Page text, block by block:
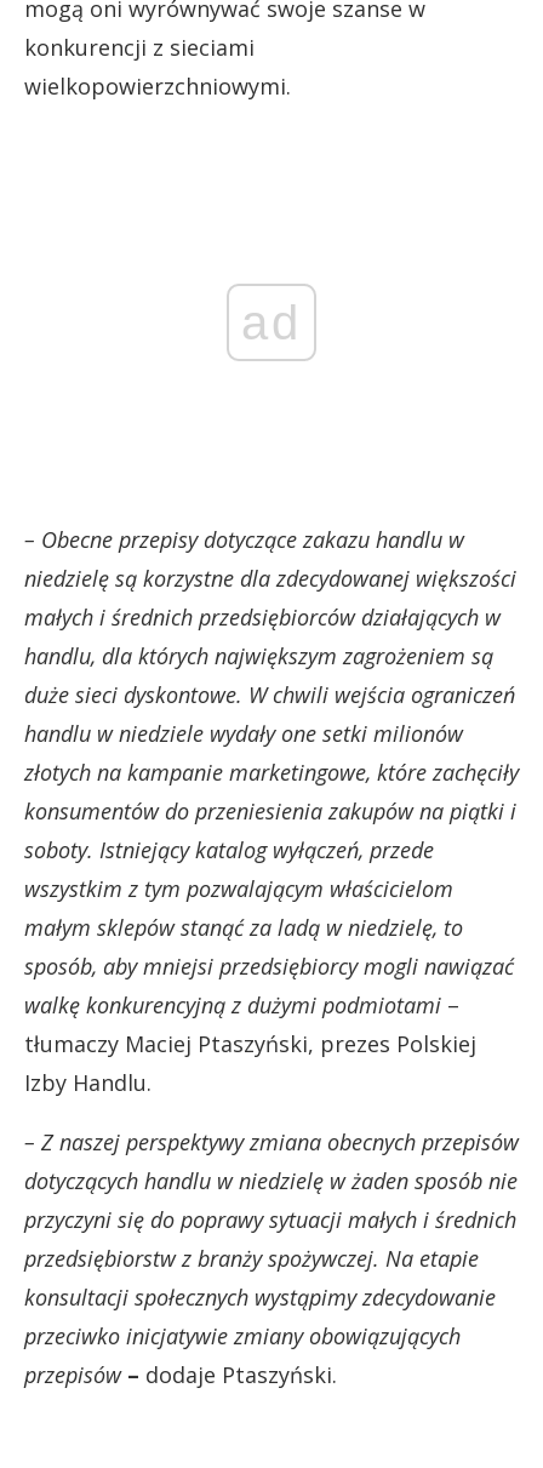
mogą oni wyrównywać swoje szanse w
konkurencji z sieciami
wielkopowierzchniowymi.
ad
– Obecne przepisy dotyczące zakazu handlu w
niedzielę są korzystne dla zdecydowanej większości
małych i średnich przedsiębiorców działających w
handlu, dla których największym zagrożeniem są
duże sieci dyskontowe. W chwili wejścia ograniczeń
handlu w niedziele wydały one setki milionów
złotych na kampanie marketingowe, które zachęciły
konsumentów do przeniesienia zakupów na piątki i
soboty. Istniejący katalog wyłączeń, przede
wszystkim z tym pozwalającym właścicielom
małym sklepów stanąć za ladą w niedzielę, to
sposób, aby mniejsi przedsiębiorcy mogli nawiązać
walkę konkurencyjną z dużymi podmiotami –
tłumaczy Maciej Ptaszyński, prezes Polskiej
Izby Handlu.
– Z naszej perspektywy zmiana obecnych przepisów
dotyczących handlu w niedzielę w żaden sposób nie
przyczyni się do poprawy sytuacji małych i średnich
przedsiębiorstw z branży spożywczej. Na etapie
konsultacji społecznych wystąpimy zdecydowanie
przeciwko inicjatywie zmiany obowiązujących
przepisów – dodaje Ptaszyński.